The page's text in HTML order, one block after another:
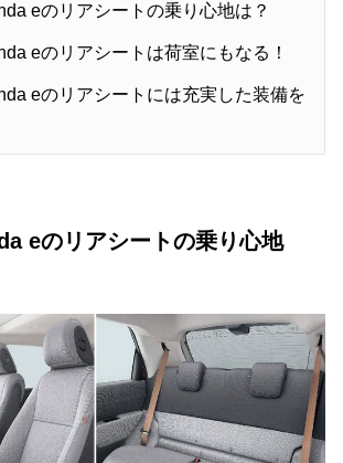
eのリアシートの乗り心地は？
eのリアシートは荷室にもなる！
eのリアシートには充実した装備を
eのリアシートの乗り心地